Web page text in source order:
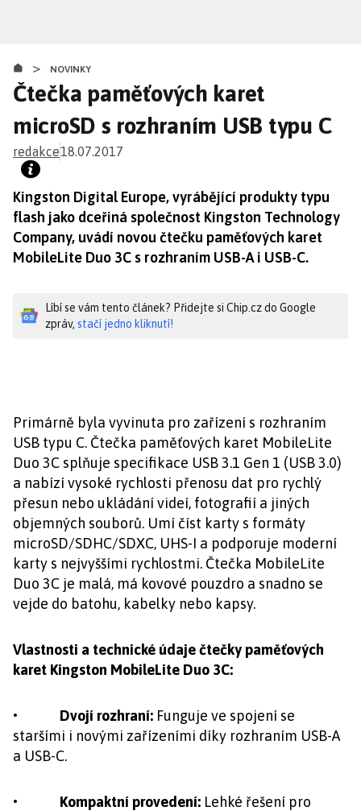
obsahu
> NOVINKY
Čtečka paměťových karet
microSD s rozhraním USB typu C
redakce18.07.2017
Kingston Digital Europe, vyrábějící produkty typu
flash jako dceřiná společnost Kingston Technology
Company, uvádí novou čtečku paměťových karet
MobileLite Duo 3C s rozhraním USB-A i USB-C.
Líbí se vám tento článek? Přidejte si Chip.cz do Google
zpráv, stačí jedno kliknutí!
Primárně byla vyvinuta pro zařízení s rozhraním
USB typu C. Čtečka paměťových karet MobileLite
Duo 3C splňuje specifikace USB 3.1 Gen 1 (USB 3.0)
a nabízí vysoké rychlosti přenosu dat pro rychlý
přesun nebo ukládání videí, fotografií a jiných
objemných souborů. Umí číst karty s formáty
microSD/SDHC/SDXC, UHS-I a podporuje moderní
karty s nejvyššími rychlostmi. Čtečka MobileLite
Duo 3C je malá, má kovové pouzdro a snadno se
vejde do batohu, kabelky nebo kapsy.
Vlastnosti a technické údaje čtečky paměťových
karet Kingston MobileLite Duo 3C:
• Dvojí rozhraní: Funguje ve spojení se
staršími i novými zařízeními díky rozhraním USB-A
a USB-C.
• Kompaktní provedení: Lehké řešení pro